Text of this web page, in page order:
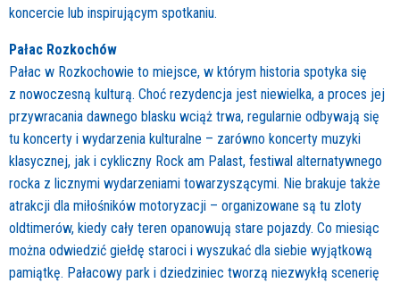
koncercie lub inspirującym spotkaniu.
Pałac Rozkochów
Pałac w Rozkochowie to miejsce, w którym historia spotyka się
z nowoczesną kulturą. Choć rezydencja jest niewielka, a proces jej
przywracania dawnego blasku wciąż trwa, regularnie odbywają się
tu koncerty i wydarzenia kulturalne – zarówno koncerty muzyki
klasycznej, jak i cykliczny Rock am Palast, festiwal alternatywnego
rocka z licznymi wydarzeniami towarzyszącymi. Nie brakuje także
atrakcji dla miłośników motoryzacji – organizowane są tu zloty
oldtimerów, kiedy cały teren opanowują stare pojazdy. Co miesiąc
można odwiedzić giełdę staroci i wyszukać dla siebie wyjątkową
pamiątkę. Pałacowy park i dziedziniec tworzą niezwykłą scenerię